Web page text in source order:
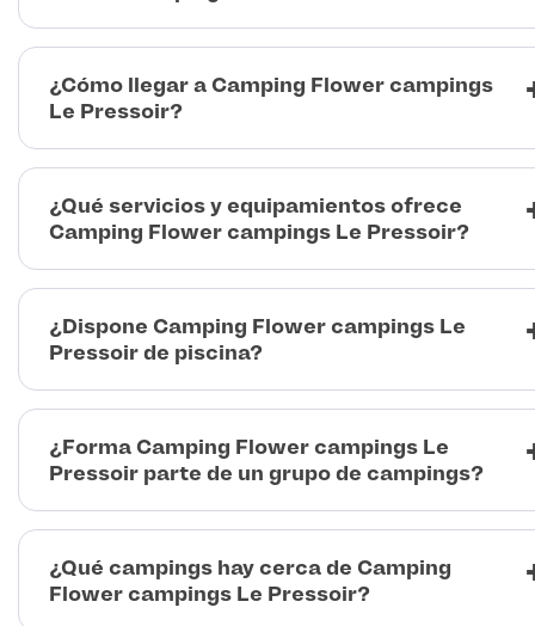
¿Cómo llegar a Camping Flower campings
Le Pressoir?
¿Qué servicios y equipamientos ofrece
Camping Flower campings Le Pressoir?
¿Dispone Camping Flower campings Le
Pressoir de piscina?
¿Forma Camping Flower campings Le
Pressoir parte de un grupo de campings?
¿Qué campings hay cerca de Camping
Flower campings Le Pressoir?